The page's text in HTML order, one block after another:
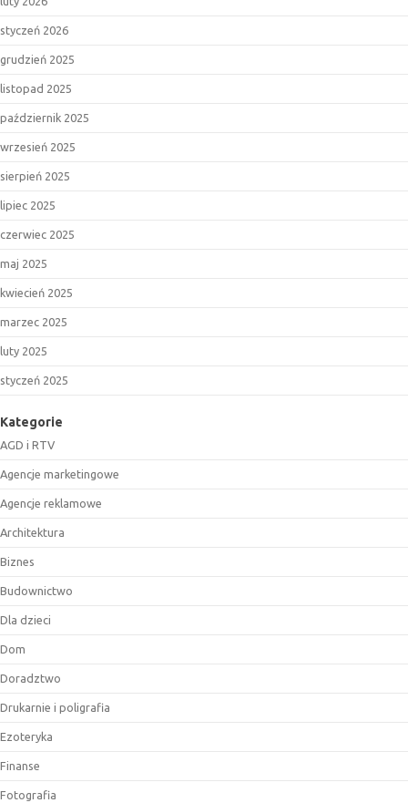
styczeń 2026
grudzień 2025
listopad 2025
październik 2025
wrzesień 2025
sierpień 2025
lipiec 2025
czerwiec 2025
maj 2025
kwiecień 2025
marzec 2025
luty 2025
styczeń 2025
Kategorie
AGD i RTV
Agencje marketingowe
Agencje reklamowe
Architektura
Biznes
Budownictwo
Dla dzieci
Dom
Doradztwo
Drukarnie i poligrafia
Ezoteryka
Finanse
Fotografia